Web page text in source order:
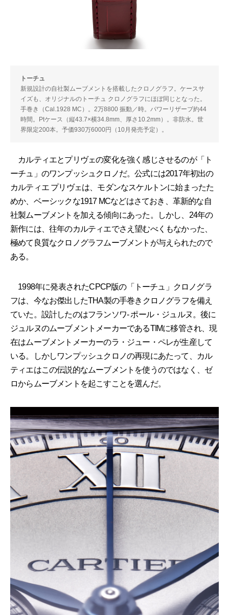
トーチュ
新規設計の自社製ムーブメントを搭載したクロノグラフ。ケースサ
イズも、オリジナルのトーチュ クロノグラフにほぼ同じとなった。
手巻き（Cal.1928 MC）。2万8800 振動／時。パワーリザーブ約44
時間。Ptケース（縦43.7×横34.8mm、厚さ10.2mm）。非防水。世
界限定200本。予価930万6000円（10月発売予定）。
カルティエとプリヴェの変化を強く感じさせるのが「ト
ーチュ」のワンプッシュクロノだ。公式には2017年初出の
カルティエ プリヴェは、モダンなスケルトンに始まったた
めか、ベーシックな1917 MCなどはさておき、革新的な自
社製ムーブメントを加える傾向にあった。しかし、24年の
新作には、往年のカルティエでさえ望むべくもなかった、
極めて良質なクロノグラフムーブメントが与えられたので
ある。
1998年に発表されたCPCP版の「トーチュ」クロノグラ
フは、今なお傑出したTHA製の手巻きクロノグラフを備え
ていた。設計したのはフランソワ- ポール・ジュルヌ。後に
ジュルヌのムーブメントメーカーであるTIMに移管され、現
在はムーブメントメーカーのラ・ジュー・ペレが生産して
いる。しかしワンプッシュクロノの再現にあたって、カル
ティエはこの伝説的なムーブメントを使うのではなく、ゼ
ロからムーブメントを起こすことを選んだ。